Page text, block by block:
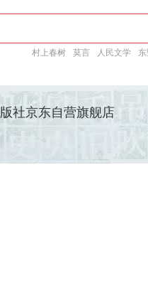
村上春树 莫言 人民文学
社京东自营旗舰店